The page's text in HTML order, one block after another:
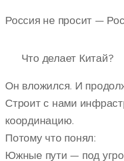
Россия не просит —
🌍 Что делает Китай?
Он вложился. И
Строит с нами
координацию.
Потому что понял:
Южные пути — под